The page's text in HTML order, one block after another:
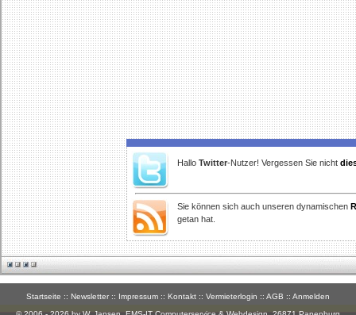
Hallo Twitter-Nutzer! Vergessen Sie nicht
Sie können sich auch unseren dynamischen
getan hat.
Startseite :: Newsletter :: Impressum :: Kontakt :: Vermieterlogin :: AGB :: Anmelden